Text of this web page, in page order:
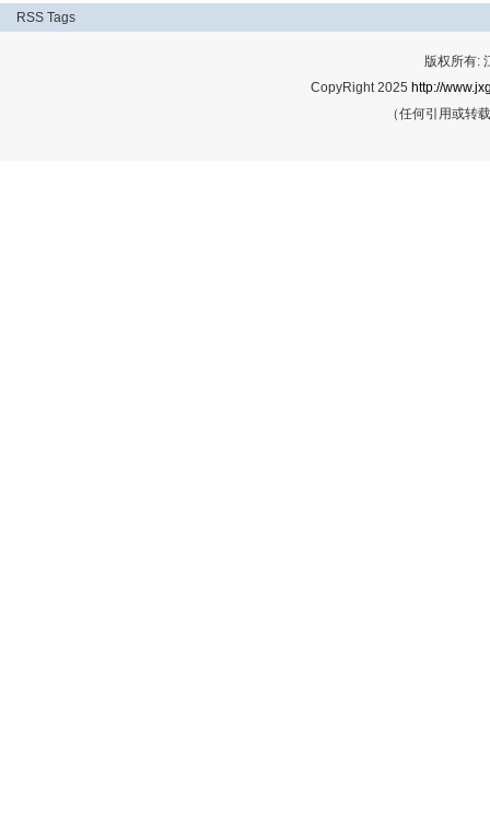
RSS Tags
版权所有:
CopyRight 2025 http://
（任何引用或转